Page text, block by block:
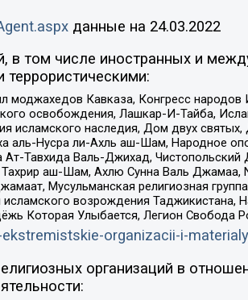
данные на 24.03.2022
том числе иностранных и
Кавказа, Конгресс народов
освобождения, Лашкар-И-Тайба,
исламского наследия, Дом двух
аль-Нусра ли-Ахль аш-Шам, Народное
Тавхида Валь-Джихад, Чистопольский
аш-Шам, Ахлю Сунна Валь Джамаа,
Мусульманская религиозная
возрождения
Которая Улыбается, Легион Свобода
organizacii-i-
организаций в